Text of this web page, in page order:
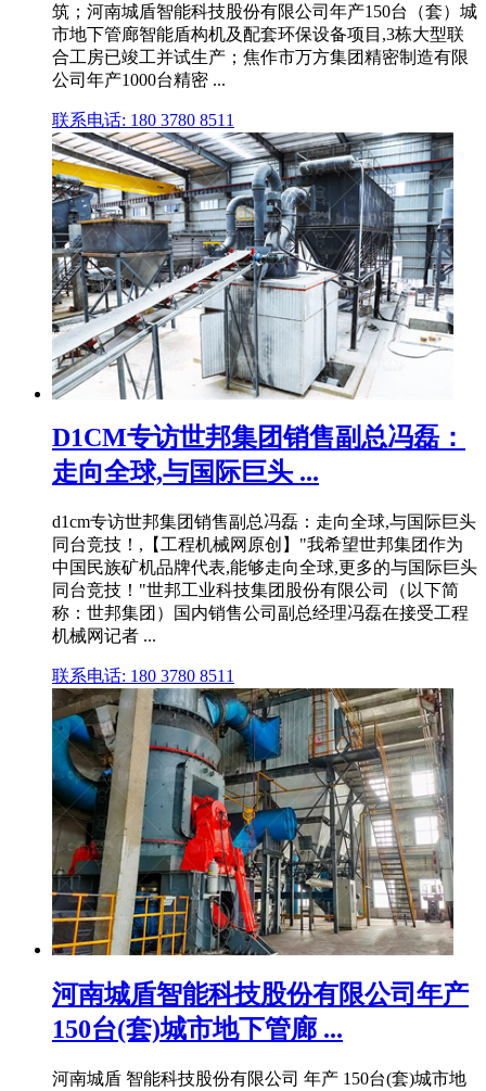
筑；河南城盾智能科技股份有限公司年产150台（套）城
市地下管廊智能盾构机及配套环保设备项目,3栋大型联
合工房已竣工并试生产；焦作市万方集团精密制造有限
公司年产1000台精密 ...
联系电话: 180 3780 8511
D1CM专访世邦集团销售副总冯磊：
走向全球,与国际巨头 ...
d1cm专访世邦集团销售副总冯磊：走向全球,与国际巨头
同台竞技！,【工程机械网原创】"我希望世邦集团作为
中国民族矿机品牌代表,能够走向全球,更多的与国际巨头
同台竞技！"世邦工业科技集团股份有限公司（以下简
称：世邦集团）国内销售公司副总经理冯磊在接受工程
机械网记者 ...
联系电话: 180 3780 8511
河南城盾智能科技股份有限公司年产
150台(套)城市地下管廊 ...
河南城盾 智能科技股份有限公司 年产 150台(套)城市地